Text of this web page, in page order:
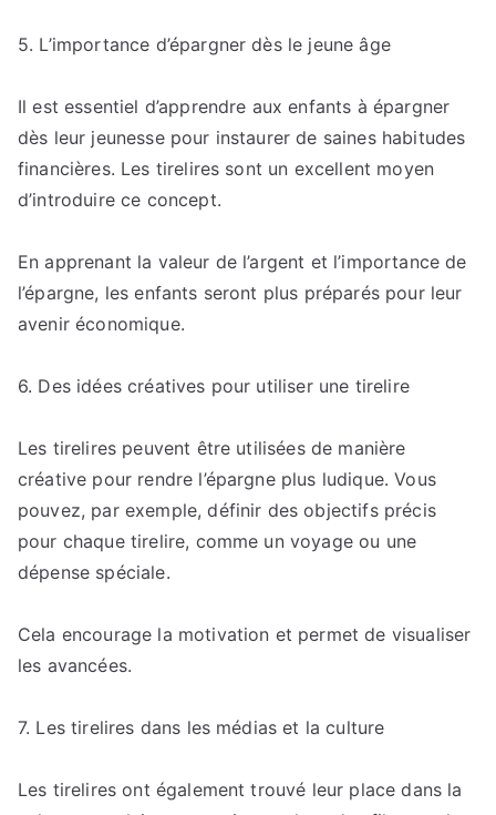
5. L’importance d’épargner dès le jeune âge
Il est essentiel d’apprendre aux enfants à épargner
dès leur jeunesse pour instaurer de saines habitudes
financières. Les tirelires sont un excellent moyen
d’introduire ce concept.
En apprenant la valeur de l’argent et l’importance de
l’épargne, les enfants seront plus préparés pour leur
avenir économique.
6. Des idées créatives pour utiliser une tirelire
Les tirelires peuvent être utilisées de manière
créative pour rendre l’épargne plus ludique. Vous
pouvez, par exemple, définir des objectifs précis
pour chaque tirelire, comme un voyage ou une
dépense spéciale.
Cela encourage la motivation et permet de visualiser
les avancées.
7. Les tirelires dans les médias et la culture
Les tirelires ont également trouvé leur place dans la